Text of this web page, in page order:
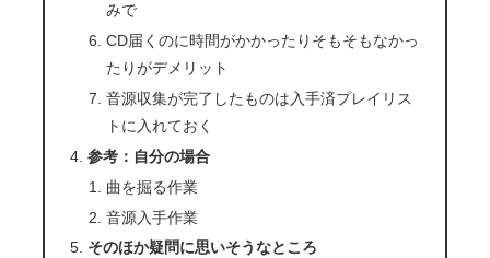
みで
CD届くのに時間がかかったりそもそもなかっ
たりがデメリット
音源収集が完了したものは入手済プレイリス
トに入れておく
参考：自分の場合
曲を掘る作業
音源入手作業
そのほか疑問に思いそうなところ